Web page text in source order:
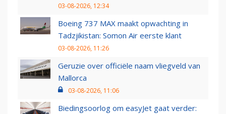
03-08-2026, 12:34
Boeing 737 MAX maakt opwachting in
Tadzjikistan: Somon Air eerste klant
03-08-2026, 11:26
Geruzie over officiële naam vliegveld van
Mallorca
03-08-2026, 11:06
Biedingsoorlog om easyJet gaat verder: